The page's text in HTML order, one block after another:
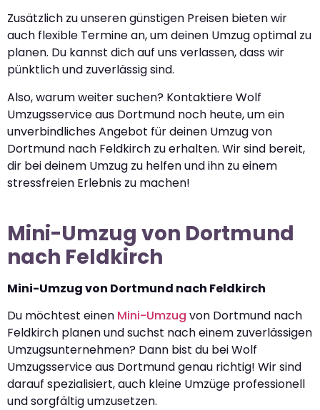
Zusätzlich zu unseren günstigen Preisen bieten wir
auch flexible Termine an, um deinen Umzug optimal zu
planen. Du kannst dich auf uns verlassen, dass wir
pünktlich und zuverlässig sind.
Also, warum weiter suchen? Kontaktiere Wolf
Umzugsservice aus Dortmund noch heute, um ein
unverbindliches Angebot für deinen Umzug von
Dortmund nach Feldkirch zu erhalten. Wir sind bereit,
dir bei deinem Umzug zu helfen und ihn zu einem
stressfreien Erlebnis zu machen!
Mini-Umzug von Dortmund
nach Feldkirch
Mini-Umzug von Dortmund nach Feldkirch
Du möchtest einen Mini-Umzug von Dortmund nach
Feldkirch planen und suchst nach einem zuverlässigen
Umzugsunternehmen? Dann bist du bei Wolf
Umzugsservice aus Dortmund genau richtig! Wir sind
darauf spezialisiert, auch kleine Umzüge professionell
und sorgfältig umzusetzen.